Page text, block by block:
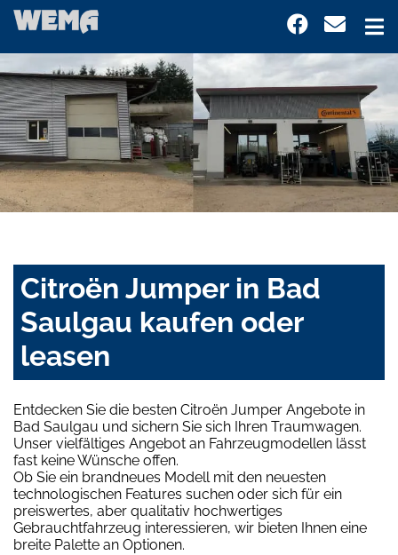
Citroën Jumper in Bad
Saulgau kaufen oder
leasen
Entdecken Sie die besten Citroën Jumper Angebote in
Bad Saulgau und sichern Sie sich Ihren Traumwagen.
Unser vielfältiges Angebot an Fahrzeugmodellen lässt
fast keine Wünsche offen.
Ob Sie ein brandneues Modell mit den neuesten
technologischen Features suchen oder sich für ein
preiswertes, aber qualitativ hochwertiges
Gebrauchtfahrzeug interessieren, wir bieten Ihnen eine
breite Palette an Optionen.